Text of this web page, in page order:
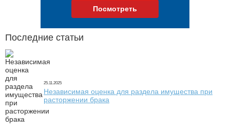
Посмотреть
Последние статьи
25.11.2025
Независимая оценка для раздела имущества при
расторжении брака